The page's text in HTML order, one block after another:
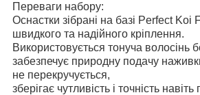
Переваги набору:
Оснастки зібрані на базі Perfect Koi
швидкого та надійного кріплення.
Використовується тонуча волосінь
забезпечує природну подачу
не перекручується,
зберігає чутливість і точність